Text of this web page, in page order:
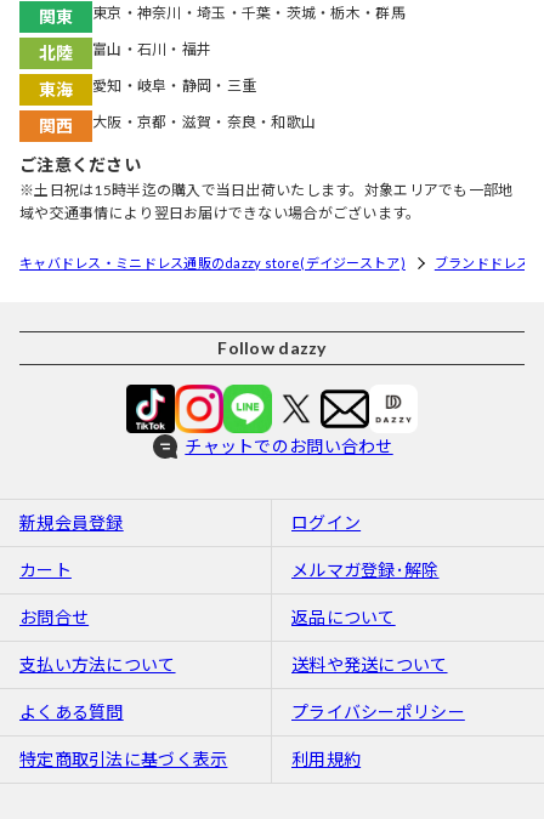
関東 東京・神奈川・埼玉・千葉・茨城・栃木・群馬
北陸 富山・石川・福井
東海 愛知・岐阜・静岡・三重
関西 大阪・京都・滋賀・奈良・和歌山
ご注意ください
※土日祝は15時半迄の購入で当日出荷いたします。対象エリアでも一部地
域や交通事情により翌日お届けできない場合がございます。
キャバドレス・ミニドレス通販のdazzy store(デイジーストア) ブランドドレス
Follow dazzy
チャットでのお問い合わせ
新規会員登録 ログイン
カート メルマガ登録･解除
お問合せ 返品について
支払い方法について 送料や発送について
よくある質問 プライバシーポリシー
特定商取引法に基づく表示 利用規約